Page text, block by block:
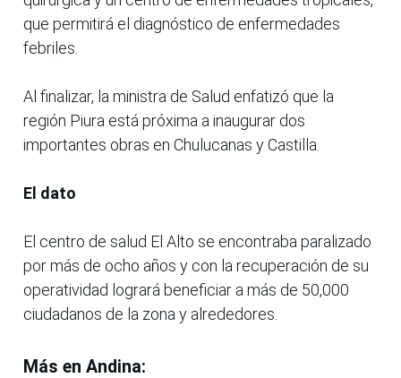
que permitirá el diagnóstico de enfermedades
febriles.
Al finalizar, la ministra de Salud enfatizó que la
región Piura está próxima a inaugurar dos
importantes obras en Chulucanas y Castilla.
El dato
El centro de salud El Alto se encontraba paralizado
por más de ocho años y con la recuperación de su
operatividad logrará beneficiar a más de 50,000
ciudadanos de la zona y alrededores.
Más en Andina: